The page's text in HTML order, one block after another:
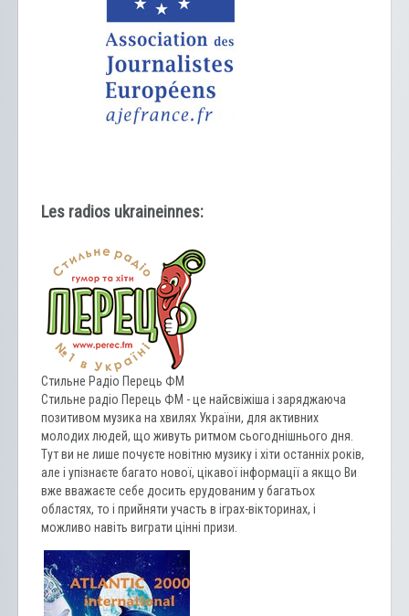
Les radios ukraineinnes:
Стильне Радіо Перець ФМ
Стильне радіо Перець ФМ - це найсвіжіша і заряджаюча
позитивом музика на хвилях України, для активних
молодих людей, що живуть ритмом сьогоднішнього дня.
Тут ви не лише почуєте новітню музику і хіти останніх років,
але і упізнаєте багато нової, цікавої інформації а якщо Ви
вже вважаєте себе досить ерудованим у багатьох
областях, то і прийняти участь в іграх-вікторинах, і
можливо навіть виграти цінні призи.